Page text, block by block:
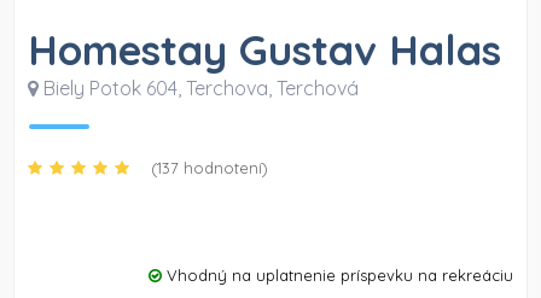
Homestay Gustav Halas
Biely Potok 604, Terchova, Terchová
(137 hodnotení)
Vhodný na uplatnenie príspevku na rekreáciu